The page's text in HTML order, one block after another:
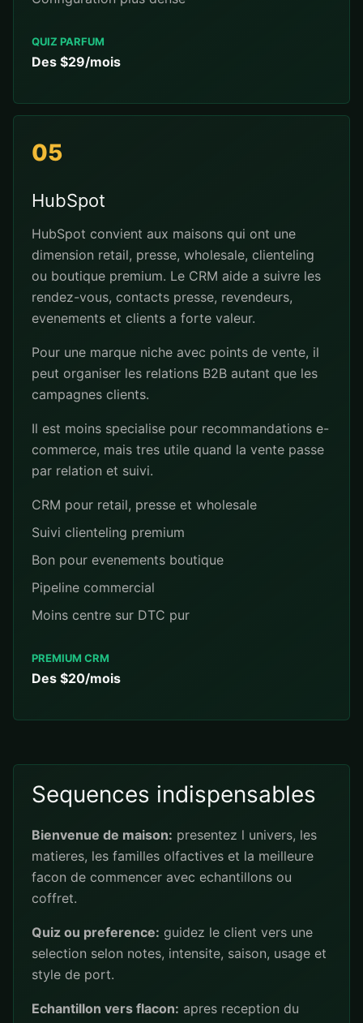
QUIZ PARFUM
Des $29/mois
05
HubSpot
HubSpot convient aux maisons qui ont une
dimension retail, presse, wholesale, clienteling
ou boutique premium. Le CRM aide a suivre les
rendez-vous, contacts presse, revendeurs,
evenements et clients a forte valeur.
Pour une marque niche avec points de vente, il
peut organiser les relations B2B autant que les
campagnes clients.
Il est moins specialise pour recommandations e-
commerce, mais tres utile quand la vente passe
par relation et suivi.
CRM pour retail, presse et wholesale
Suivi clienteling premium
Bon pour evenements boutique
Pipeline commercial
Moins centre sur DTC pur
PREMIUM CRM
Des $20/mois
Sequences indispensables
Bienvenue de maison: presentez l univers, les
matieres, les familles olfactives et la meilleure
facon de commencer avec echantillons ou
coffret.
Quiz ou preference: guidez le client vers une
selection selon notes, intensite, saison, usage et
style de port.
Echantillon vers flacon: apres reception du